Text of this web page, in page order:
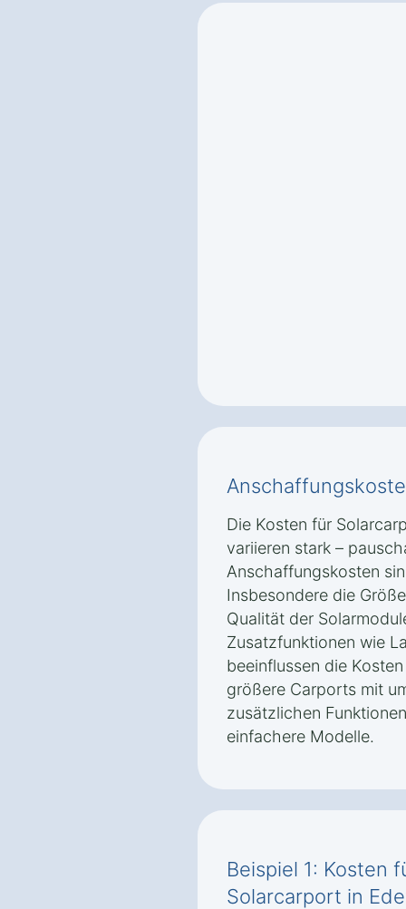
Die Kosten für
variieren stark –
Anschaffungskosten
Insbesondere die
Qualität der
Zusatzfunktionen wie
beeinflussen die
größere Carports mit
zusätzlichen
einfachere Modelle.
Beispiel 1: Kosten
Solarcarport in